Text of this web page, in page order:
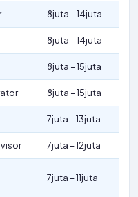
8juta – 14juta
8juta – 14juta
8juta – 15juta
8juta – 15juta
7juta – 13juta
7juta – 12juta
7juta – 11juta